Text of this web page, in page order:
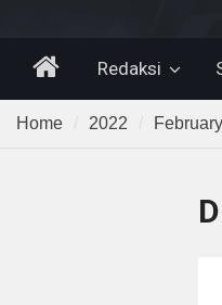
HomeRedaksi
Home 2022 February